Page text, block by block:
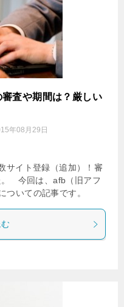
査や期間は？厳しい
年08月29日
サイト登録（追加）！審
。 今回は、afb（旧アフ
ついての記事です。